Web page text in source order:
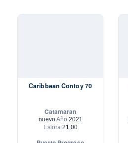
Caribbean Contoy 70
Catamaran
nuevoAño:2021
Eslora:21,00